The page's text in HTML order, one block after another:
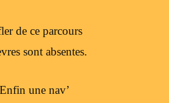
de ce parcours
sont absentes.
une nav’